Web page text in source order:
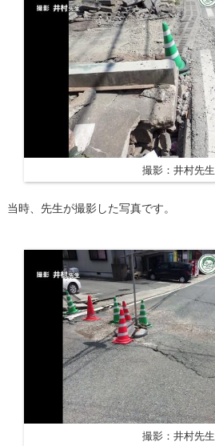
撮影：井村先生
​当時、先生が撮影した写真です。
撮影：井村先生